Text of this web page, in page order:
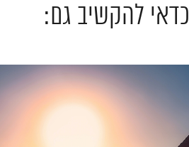
כדאי להקשיב גם: